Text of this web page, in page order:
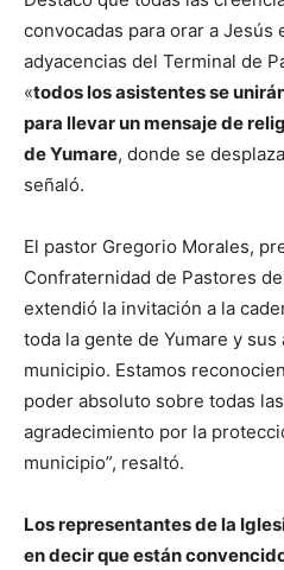
convocadas para orar a Jesús
adyacencias del Terminal de
«todos los asistentes se
para llevar un mensaje de
de Yumare, donde se
señaló.
El pastor Gregorio Morales,
Confraternidad de Pastores
extendió la invitación a la
toda la gente de Yumare y
municipio. Estamos
poder absoluto sobre todas
agradecimiento por la
municipio”, resaltó.
Los representantes de la
en decir que están